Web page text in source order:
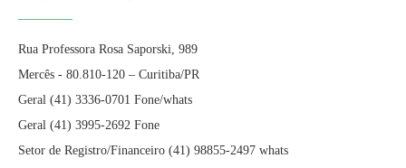
Rua Professora Rosa Saporski, 989
Mercês - 80.810-120 – Curitiba/PR
Geral (41) 3336-0701 Fone/whats
Geral (41) 3995-2692 Fone
Setor de Registro/Financeiro (41) 98855-2497 whats